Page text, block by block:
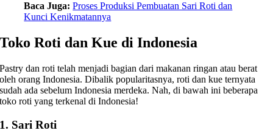
Baca Juga: Proses Produksi Pembuatan Sari Roti dan
Kunci Kenikmatannya
Toko Roti dan Kue di Indonesia
Pastry dan roti telah menjadi bagian dari makanan ringan atau berat
oleh orang Indonesia. Dibalik popularitasnya, roti dan kue ternyata
sudah ada sebelum Indonesia merdeka. Nah, di bawah ini beberapa
toko roti yang terkenal di Indonesia!
1. Sari Roti